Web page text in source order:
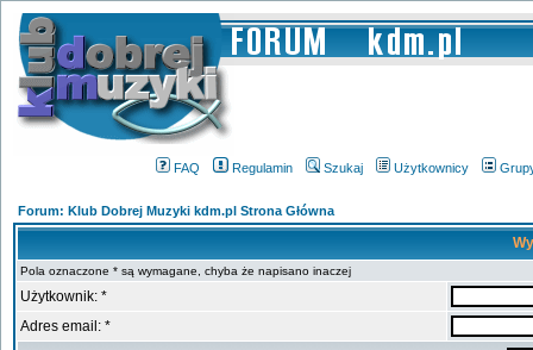
FAQ Regulamin Szukaj Użytkownicy
Forum: Klub Dobrej Muzyki kdm.pl Strona Główna
Pola oznaczone * są wymagane, chyba że napisano inaczej
Użytkownik: *
Adres email: *